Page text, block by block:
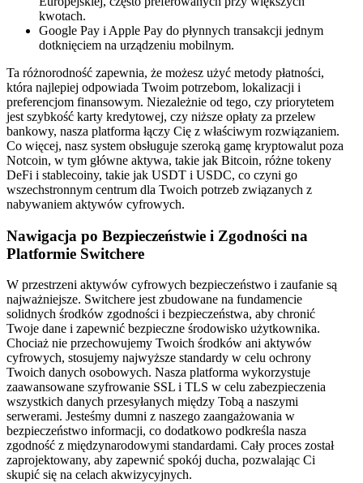
kwotach.
Google Pay i Apple Pay do płynnych transakcji jednym
dotknięciem na urządzeniu mobilnym.
Ta różnorodność zapewnia, że możesz użyć metody płatności,
która najlepiej odpowiada Twoim potrzebom, lokalizacji i
preferencjom finansowym. Niezależnie od tego, czy priorytetem
jest szybkość karty kredytowej, czy niższe opłaty za przelew
bankowy, nasza platforma łączy Cię z właściwym rozwiązaniem.
Co więcej, nasz system obsługuje szeroką gamę kryptowalut poza
Notcoin, w tym główne aktywa, takie jak Bitcoin, różne tokeny
DeFi i stablecoiny, takie jak USDT i USDC, co czyni go
wszechstronnym centrum dla Twoich potrzeb związanych z
nabywaniem aktywów cyfrowych.
Nawigacja po Bezpieczeństwie i Zgodności na
Platformie Switchere
W przestrzeni aktywów cyfrowych bezpieczeństwo i zaufanie są
najważniejsze. Switchere jest zbudowane na fundamencie
solidnych środków zgodności i bezpieczeństwa, aby chronić
Twoje dane i zapewnić bezpieczne środowisko użytkownika.
Chociaż nie przechowujemy Twoich środków ani aktywów
cyfrowych, stosujemy najwyższe standardy w celu ochrony
Twoich danych osobowych. Nasza platforma wykorzystuje
zaawansowane szyfrowanie SSL i TLS w celu zabezpieczenia
wszystkich danych przesyłanych między Tobą a naszymi
serwerami. Jesteśmy dumni z naszego zaangażowania w
bezpieczeństwo informacji, co dodatkowo podkreśla nasza
zgodność z międzynarodowymi standardami. Cały proces został
zaprojektowany, aby zapewnić spokój ducha, pozwalając Ci
skupić się na celach akwizycyjnych.